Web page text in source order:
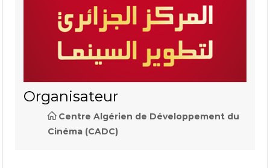
Organisateur
Centre Algérien de Développement du
Cinéma (CADC)